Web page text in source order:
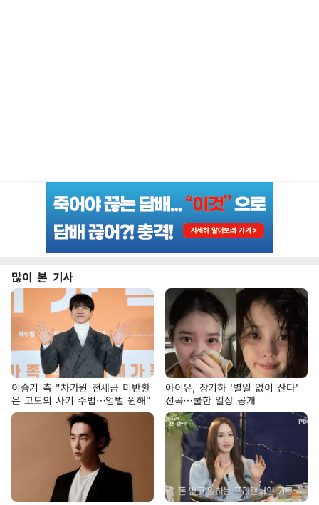
많이 본 기사
이승기 측 "차가원 전세금 미반환
은 고도의 사기 수법…엄벌 원해"
아이유, 장기하 '별일 없이 산다'
선곡…쿨한 일상 공개